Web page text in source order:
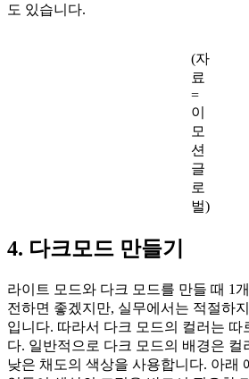
도 있습니다.
(자
료
=
이
모
션
글
로
벌)
4. 다크모드 만들기
라이트 모드와 다크 모드를 만들 때 1
전하면 좋겠지만, 실무에서는 적절하
입니다. 따라서 다크 모드의 컬러는 따
다. 일반적으로 다크 모드의 배경은 컬
낮은 채도의 색상을 사용합니다. 아래